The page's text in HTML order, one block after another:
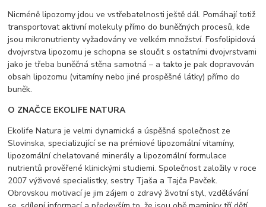
Nicméně lipozomy jdou ve vstřebatelnosti ještě dál. Pomáhají totiž
transportovat aktivní molekuly přímo do buněčných procesů, kde
jsou mikronutrienty vyžadovány ve velkém množství. Fosfolipidová
dvojvrstva lipozomu je schopna se sloučit s ostatními dvojvrstvami
jako je třeba buněčná stěna samotná – a takto je pak dopravován
obsah lipozomu (vitamíny nebo jiné prospěšné látky) přímo do
buněk.
O ZNAČCE EKOLIFE NATURA
Ekolife Natura je velmi dynamická a úspěšná společnost ze
Slovinska, specializující se na prémiové lipozomální vitamíny,
lipozomální chelatované minerály a lipozomální formulace
nutrientů prověřené klinickými studiemi. Společnost založily v roce
2007 výživové specialistky, sestry Tjaša a Tajča Pavček.
Obrovskou motivací je jim zájem o zdravý životní styl, vzdělávání